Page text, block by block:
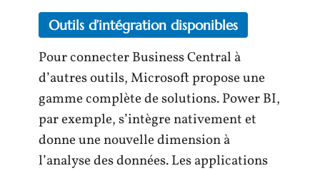
Outils d’intégration disponibles
Pour connecter Business Central à
d’autres outils, Microsoft propose une
gamme complète de solutions. Power BI,
par exemple, s’intègre nativement et
donne une nouvelle dimension à
l’analyse des données. Les applications